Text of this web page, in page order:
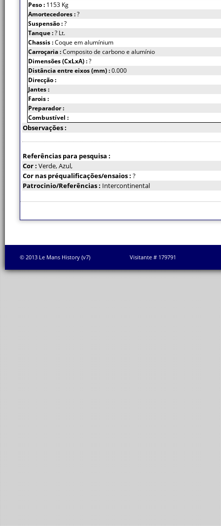
Peso : 1153 Kg
Amortecedores :?
Suspensão :?
Tanque :? Lt.
Chassis :Coque em alumínium
Carroçaria :Composito de carbono e alumínio
Dimensões (CxLxA) :?
Distância entre eixos (mm) :0.000
Direcção :
Jantes :
Farois :
Preparador :
Combustível :
Observações :
Referências para pesquisa :
Cor : Verde, Azul,
Cor nas préqualificações/ensaios : ?
Patrocinio/Referências : Intercontinental
© 2013 Le Mans History (v7) Visitante # 179791